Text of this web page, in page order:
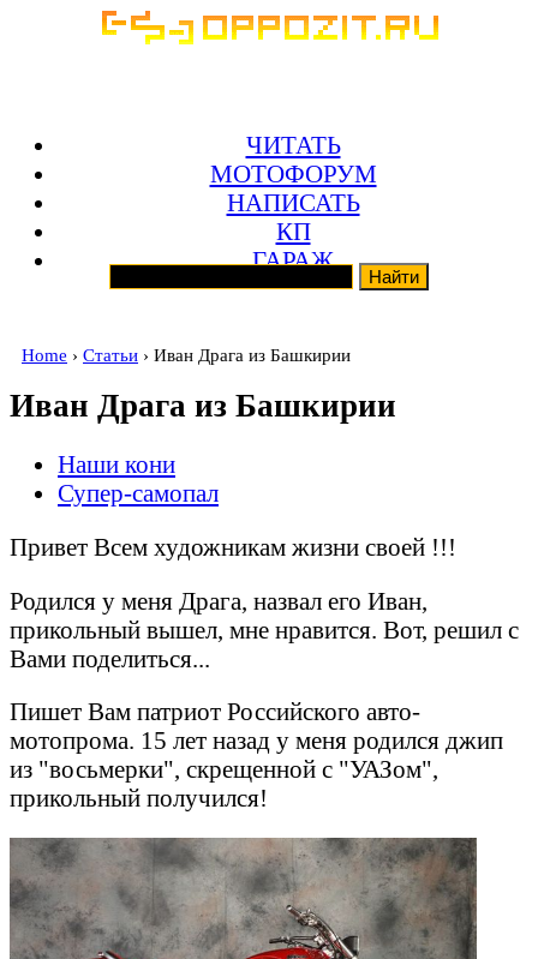
ЧИТАТЬ
МОТОФОРУМ
НАПИСАТЬ
КП
ГАРАЖ
Home › Статьи › Иван Драга из Башкирии
Иван Драга из Башкирии
Наши кони
Супер-самопал
Привет Всем художникам жизни своей !!!
Родился у меня Драга, назвал его Иван,
прикольный вышел, мне нравится. Вот, решил с
Вами поделиться...
Пишет Вам патриот Российского авто-
мотопрома. 15 лет назад у меня родился джип
из "восьмерки", скрещенной с "УАЗом",
прикольный получился!